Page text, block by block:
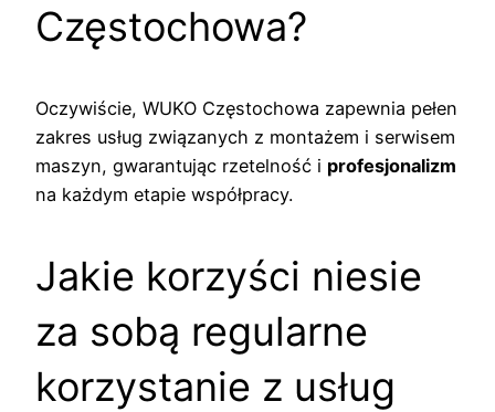
Częstochowa?
Oczywiście, WUKO Częstochowa zapewnia pełen
zakres usług związanych z montażem i serwisem
maszyn, gwarantując rzetelność i profesjonalizm
na każdym etapie współpracy.
Jakie korzyści niesie
za sobą regularne
korzystanie z usług